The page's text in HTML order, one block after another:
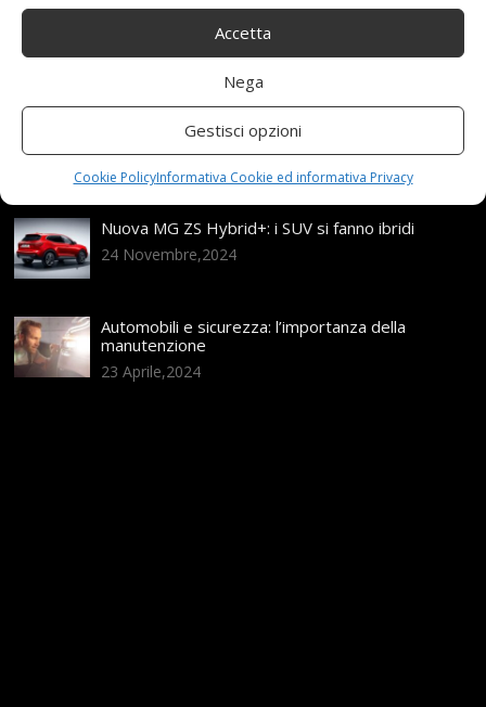
Accetta
Nega
Gestisci opzioni
Cookie PolicyInformativa Cookie ed informativa Privacy
Assicurazione auto e sostituzione lunotto: le cose
da sapere
Range Rover: un’icona tra i luxury SUV
25 Novembre,2024
Nuova MG ZS Hybrid+: i SUV si fanno ibridi
24 Novembre,2024
Automobili e sicurezza: l’importanza della
manutenzione
23 Aprile,2024